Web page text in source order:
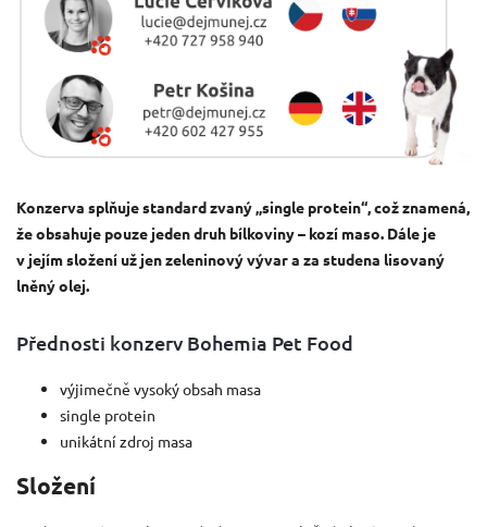
Konzerva splňuje standard zvaný „single protein“, což znamená,
že obsahuje pouze jeden druh bílkoviny – kozí maso. Dále je
v jejím složení už jen zeleninový vývar a za studena lisovaný
lněný olej.
Přednosti konzerv Bohemia Pet Food
výjimečně vysoký obsah masa
single protein
unikátní zdroj masa
Složení